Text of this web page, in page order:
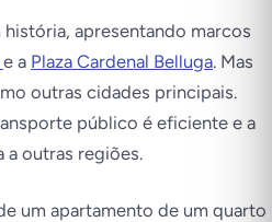
apresentando marcos
e a Plaza Cardenal Belluga. Mas
outras cidades principais.
público é eficiente e a
a outras regiões.
um apartamento de um quarto